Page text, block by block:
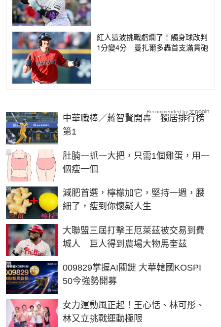
紅人這波挑戰虧爛了！觸身球改判
1分變4分 曼扎爾多轟首支滿貫砲
中華職棒／蔣智賢開轟 獨居排行榜
第1
肚腩一抓一大把，只需1個雞蛋，用一
個瘦一個
PR
減肥首選，檸檬加它，堅持一週，腰
細了，瘦到你懷疑人生
PR
大聯盟三屆打擊王厄萊茲被交易到費
城人 巨人得到農場大物馬奎茲
009829掌握AI關鍵 大華韓國KOSPI
50今強勢開募
PR
女力運動風正起！王心恬、林可彤、
林又立挑戰運動極限
Recommended by